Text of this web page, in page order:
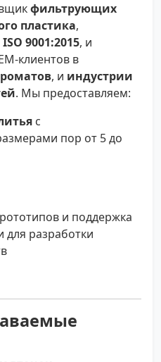
фильтрующих
пластика,
ISO 9001:2015, и
клиентов в
, и индустрии
. Мы предоставляем:
с
пор от 5 до
и поддержка
для разработки